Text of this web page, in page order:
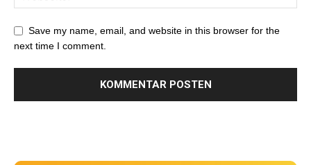
Save my name, email, and website in this browser for the
next time I comment.